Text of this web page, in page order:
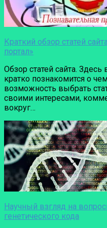
Краткий обзор статей
портал»
Обзор статей сайта.
кратко познакомится о
возможность выбрать
своими интересами,
вокруг…
Научный взгляд на
генетического кода